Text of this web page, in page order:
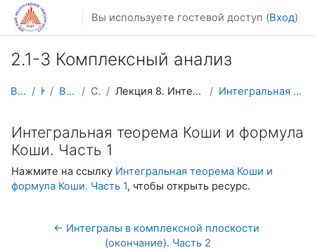
Перейти к основному содержанию
Вы используете гостевой доступ (Вход)
2.1-3 Комплексный анализ
В начало Курсы Видеолекции Calculus4 Лекция 8. Интегральная теорема Коши и формула Коши Интегральная теорема Коши и формула Коши. Часть 1
Интегральная теорема Коши и формула
Коши. Часть 1
Нажмите на ссылку Интегральная теорема Коши и
формула Коши. Часть 1, чтобы открыть ресурс.
← Интегралы в комплексной плоскости
(окончание). Часть 2